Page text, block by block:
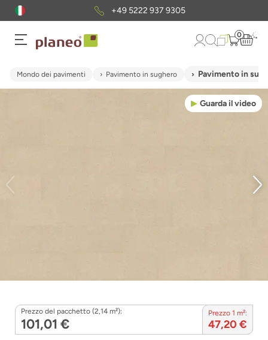
+49 5222 937 9305
0
Mondo dei pavimenti Pavimento in sughero Pavimento in
Guarda il video
Prezzo del pacchetto (2,14 m²):
101,01 €
Prezzo 1 m²:
47,20 €